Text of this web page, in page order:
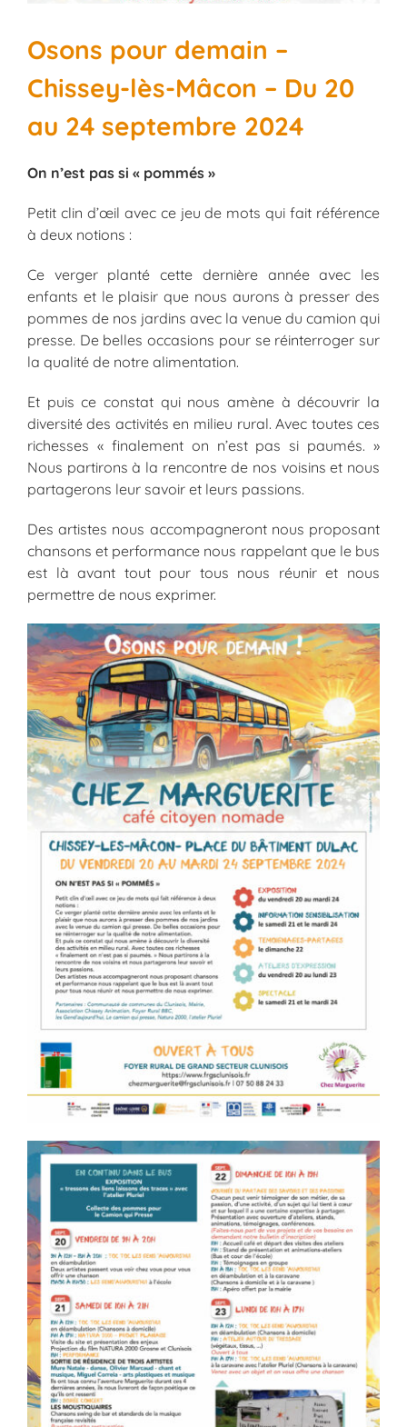
Osons pour demain –
Chissey-lès-Mâcon – Du 20
au 24 septembre 2024
On n’est pas si « pommés »
Petit clin d’œil avec ce jeu de mots qui fait référence
à deux notions :
Ce verger planté cette dernière année avec les
enfants et le plaisir que nous aurons à presser des
pommes de nos jardins avec la venue du camion qui
presse. De belles occasions pour se réinterroger sur
la qualité de notre alimentation.
Et puis ce constat qui nous amène à découvrir la
diversité des activités en milieu rural. Avec toutes ces
richesses « finalement on n’est pas si paumés. »
Nous partirons à la rencontre de nos voisins et nous
partagerons leur savoir et leurs passions.
Des artistes nous accompagneront nous proposant
chansons et performance nous rappelant que le bus
est là avant tout pour tous nous réunir et nous
permettre de nous exprimer.